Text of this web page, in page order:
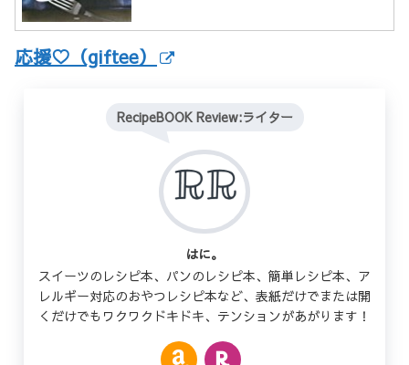
応援♡（giftee）
RecipeBOOK Review:ライター
はに。
スイーツのレシピ本、パンのレシピ本、簡単レシピ本、ア
レルギー対応のおやつレシピ本など、表紙だけでまたは開
くだけでもワクワクドキドキ、テンションがあがります！